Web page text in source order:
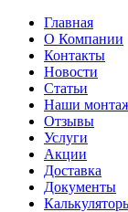
Главная
О Компании
Контакты
Новости
Статьи
Наши
Отзывы
Услуги
Акции
Доставка
Документы